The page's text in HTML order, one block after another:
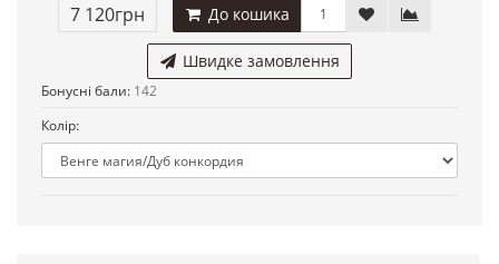
7 120грн До кошика
Швидке замовлення
Бонусні бали: 142
Колір: